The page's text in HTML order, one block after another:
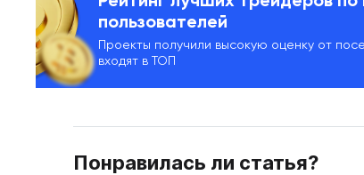
пользователей
Проекты получили высокую оценку от
входят в ТОП
Понравилась ли статья?